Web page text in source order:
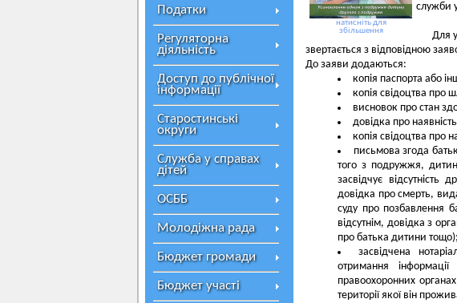
Податки
Регуляторна
діяльність
Доступ до публічної
інформації
Старостинські
округи
Служба у справах
дітей
ОСББ
Молодіжна рада
Бюджет громади
Бюджет участі
натисніть для
збільшення
служби
Для
звертається з відповідною
До заяви додаються:
копія паспорта або
копія свідоцтва про
висновок про стан
довідка про
копія свідоцтва про
письмова згода
того з подружжя,
засвідчує
довідка про смерть,
суду про позбавлення
відсутнім, довідка з
про батька дитини тощо);
засвідчена
отримання
правоохоронних
території якої він